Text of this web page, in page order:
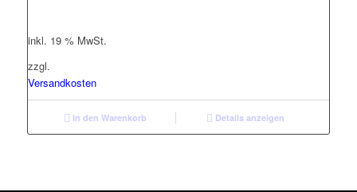
inkl. 19 % MwSt.
zzgl.
Versandkosten
In den Warenkorb Details anzeigen